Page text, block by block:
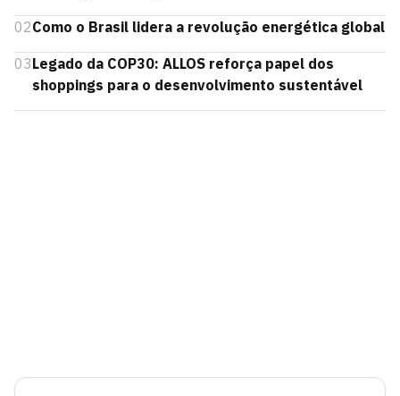
02Como o Brasil lidera a revolução energética global
03Legado da COP30: ALLOS reforça papel dos
shoppings para o desenvolvimento sustentável